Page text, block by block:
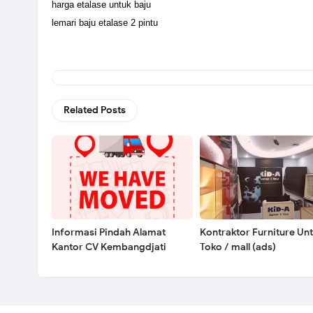
harga etalase untuk baju
lemari baju etalase 2 pintu
Related Posts
Informasi Pindah Alamat
Kantor CV Kembangdjati
Kontraktor Furniture
Toko / mall (ads)